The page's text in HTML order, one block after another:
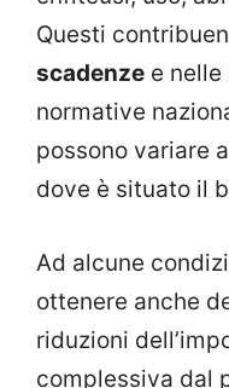
Questi
scadenze e nelle
normative
possono variare
dove è situato il
Ad alcune
ottenere anche
riduzioni
complessiva dal